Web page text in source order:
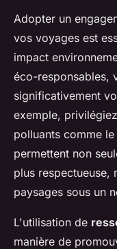
Adopter un
vos voyages est
impact
éco-responsables,
significativement
exemple,
polluants comme
permettent non
plus respectueuse,
paysages sous un
L'utilisation de
manière de